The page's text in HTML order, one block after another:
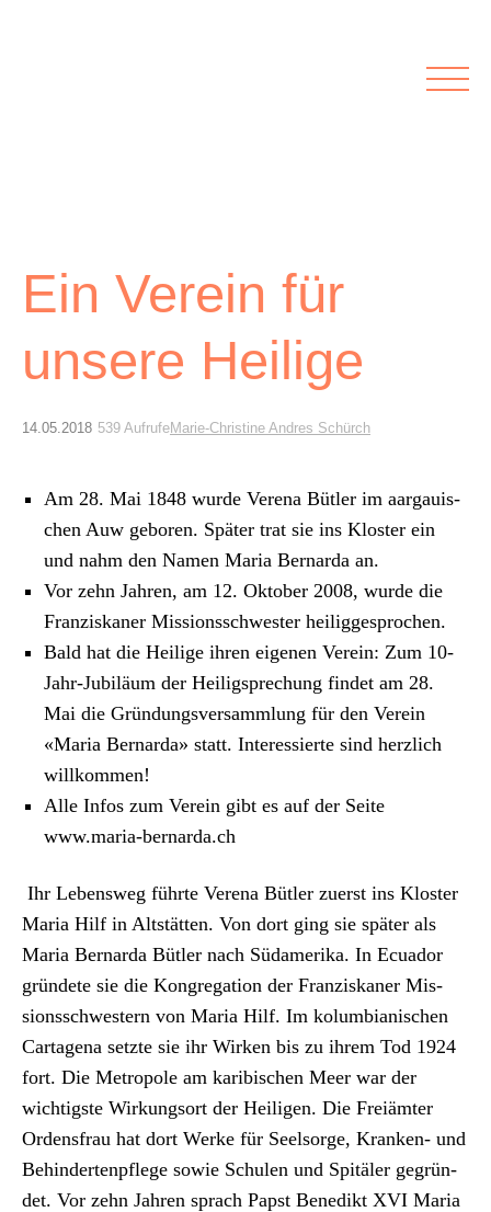
Inserate &
Stellenbörse
Stellenbörse
Archiv
Über uns
ePaper
aktuelle Ausgabe
Suchen
Ein Verein für
unsere Heilige
14.05.2018 539 AufrufeMarie-Christine Andres Schürch
Am 28. Mai 1848 wurde Ver­e­na Bütler im aar­gauis­
chen Auw geboren. Später trat sie ins Kloster ein
und nahm den Namen Maria Bernar­da an.
Vor zehn Jahren, am 12. Okto­ber 2008, wurde die
Franziskan­er Mis­sion­ss­chwest­er heiligge­sprochen.
Bald hat die Heilige ihren eige­nen Vere­in: Zum 10-
Jahr-Jubiläum der Heiligsprechung find­et am 28.
Mai die Grün­dungsver­samm­lung für den Vere­in
«Maria Bernar­da» statt. Inter­essierte sind her­zlich
willkom­men!
Alle Infos zum Vere­in gibt es auf der Seite
www.maria-bernarda.ch
Ihr Lebensweg führte Ver­e­na Bütler zuerst ins Kloster
Maria Hilf in Alt­stät­ten. Von dort ging sie später als
Maria Bernar­da Bütler nach Südameri­ka. In Ecuador
grün­dete sie die Kon­gre­ga­tion der Franziskan­er Mis­
sion­ss­chwest­ern von Maria Hilf. Im kolumbian­is­chen
Carta­ge­na set­zte sie ihr Wirken bis zu ihrem Tod 1924
fort. Die Metro­pole am karibis­chen Meer war der
wichtig­ste Wirkung­sort der Heili­gen. Die Freiämter
Ordens­frau hat dort Werke für Seel­sorge, Kranken- und
Behin­dertenpflege sowie Schulen und Spitäler gegrün­
det. Vor zehn Jahren sprach Papst Benedikt XVI Maria